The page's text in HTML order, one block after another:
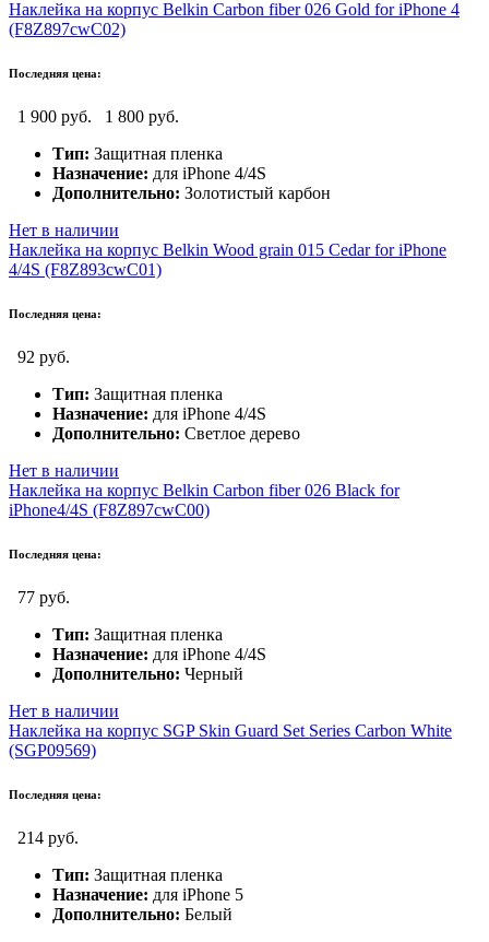
Наклейка на корпус Belkin Carbon fiber 026 Gold for iPhone 4
(F8Z897cwC02)
Последняя цена:
1 900 руб.
1 800 руб.
Тип: Защитная пленка
Назначение: для iPhone 4/4S
Дополнительно: Золотистый карбон
Нет в наличии
Наклейка на корпус Belkin Wood grain 015 Cedar for iPhone
4/4S (F8Z893cwC01)
Последняя цена:
92 руб.
Тип: Защитная пленка
Назначение: для iPhone 4/4S
Дополнительно: Светлое дерево
Нет в наличии
Наклейка на корпус Belkin Carbon fiber 026 Black for
iPhone4/4S (F8Z897cwC00)
Последняя цена:
77 руб.
Тип: Защитная пленка
Назначение: для iPhone 4/4S
Дополнительно: Черный
Нет в наличии
Наклейка на корпус SGP Skin Guard Set Series Carbon White
(SGP09569)
Последняя цена:
214 руб.
Тип: Защитная пленка
Назначение: для iPhone 5
Дополнительно: Белый